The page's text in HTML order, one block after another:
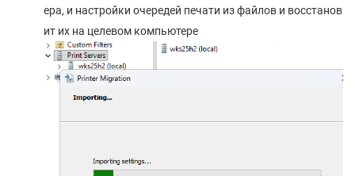
ера, и настройки очередей печати из файлов и восстанов
ит их на целевом компьютере